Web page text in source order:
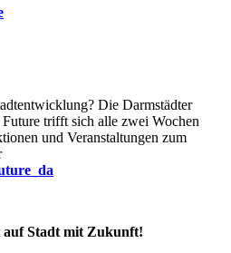
Die Darmstädter
trifft sich alle zwei Wochen
und Veranstaltungen zum
auf Stadt mit Zukunft!